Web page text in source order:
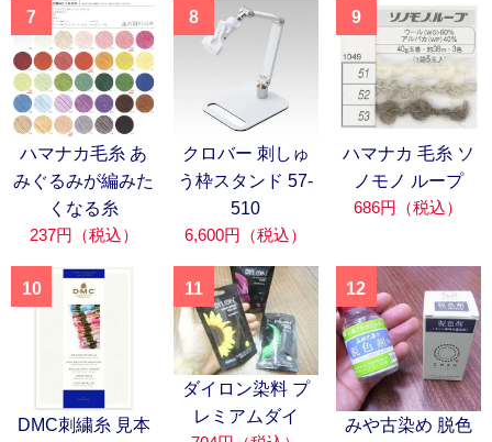
7
ハマナカ毛糸 あ
みぐるみが編みた
くなる糸
237円（税込）
8
クロバー 刺しゅ
う枠スタンド 57-
510
6,600円（税込）
9
ハマナカ 毛糸 ソ
ノモノ ループ
686円（税込）
10
DMC刺繍糸 見本
11
ダイロン染料 プ
レミアムダイ
12
みや古染め 脱色